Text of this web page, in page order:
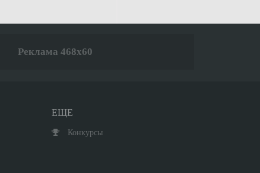
Реклама 468x60
ЕЩЕ
Конкурсы